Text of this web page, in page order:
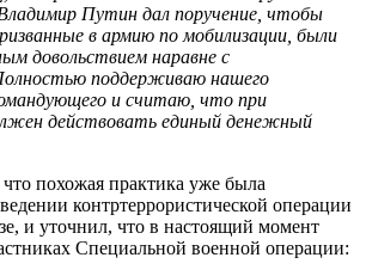
Путин дал поручение, чтобы
в армию по мобилизации, были
довольствием наравне с
поддерживаю нашего
и считаю, что при
действовать единый денежный
похожая практика уже была
контртеррористической операции
и уточнил, что в настоящий момент
Специальной военной операции: